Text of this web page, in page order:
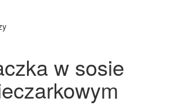
w sosie